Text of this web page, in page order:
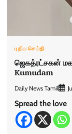
புதிய செய்தி
ஜெகத்ரட்சகன்
Kumudam
Daily News Tamil
Spread the love